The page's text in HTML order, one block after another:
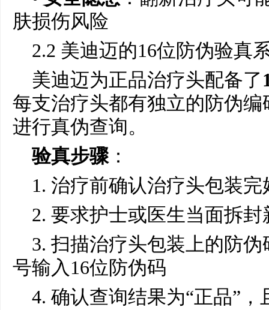
肤损伤风险
2.2 美迪迈的16位防伪验真
美迪迈为正品治疗头配备了
每支治疗头都有独立的防伪
进行真伪查询。
验真步骤：
1. 治疗前确认治疗头包装
2. 要求护士或医生当面拆封
3. 扫描治疗头包装上的防
号输入16位防伪码
4. 确认查询结果为“正品”